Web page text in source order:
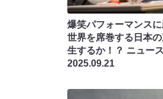
爆笑パフォーマンス
世界を席巻する日本
生するか！？ ニュー
2025.09.21